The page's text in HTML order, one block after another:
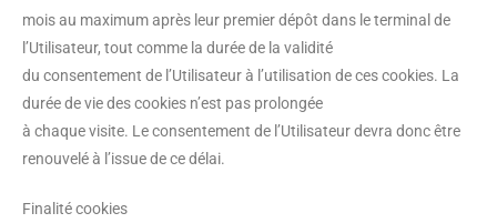
mois au maximum après leur premier dépôt dans le terminal de
l’Utilisateur, tout comme la durée de la validité
du consentement de l’Utilisateur à l’utilisation de ces cookies. La
durée de vie des cookies n’est pas prolongée
à chaque visite. Le consentement de l’Utilisateur devra donc être
renouvelé à l’issue de ce délai.
Finalité cookies